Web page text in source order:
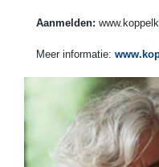
Aanmelden:
Meer informatie: